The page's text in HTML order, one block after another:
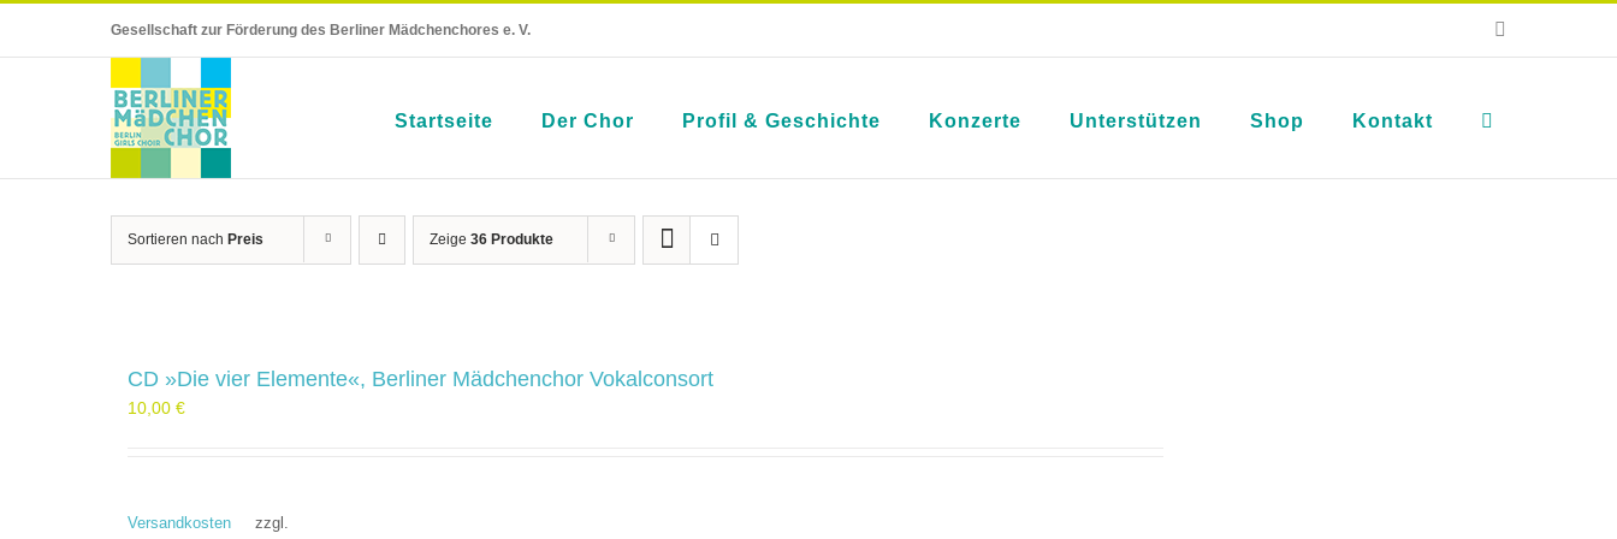
content
Gesellschaft zur Förderung des Berliner Mädchenchores e. V.
Startseite Der Chor Profil & Geschichte Konzerte Unterstützen Shop Kontakt
Sortieren nach Preis Zeige 36 Produkte
CD »Die vier Elemente«, Berliner Mädchenchor Vokalconsort
10,00 €
zzgl.
Versandkosten